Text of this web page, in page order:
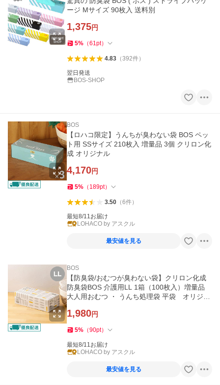
ージ Mサイズ 90枚入 送料別
1,375円
5% （61pt）
4.83（392件）
翌日発送
BOS-SHOP
BOS
【ロハコ限定】うんちが臭わない袋 BOS ペッ
ト用 SSサイズ 210枚入 増量品 3個 クリロン化
成 オリジナル
4,170円
5% （ 189pt）
3.50（6件）
最短8/11お届け
LOHACO by アスクル
最安値を見る
BOS
【防臭袋/おむつが臭わない袋】クリロン化成
防臭袋BOS 介護用LL 1箱（100枚入）増量品
大人用おむつ ・ うんち処理袋 平袋 オリジナ
1,980円
5% （90pt）
最短8/11お届け
LOHACO by アスクル
最安値を見る